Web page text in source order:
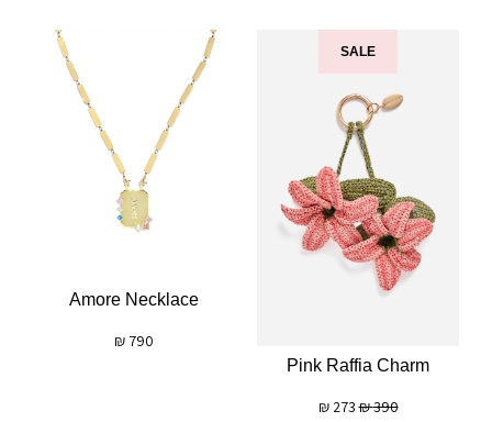
SALE
Pink Raffia Charm
390
₪
273
₪
Amore Necklace
790
₪